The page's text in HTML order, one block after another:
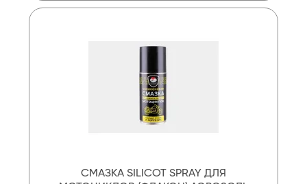
СМАЗКА SILICOT SPRAY ДЛЯ